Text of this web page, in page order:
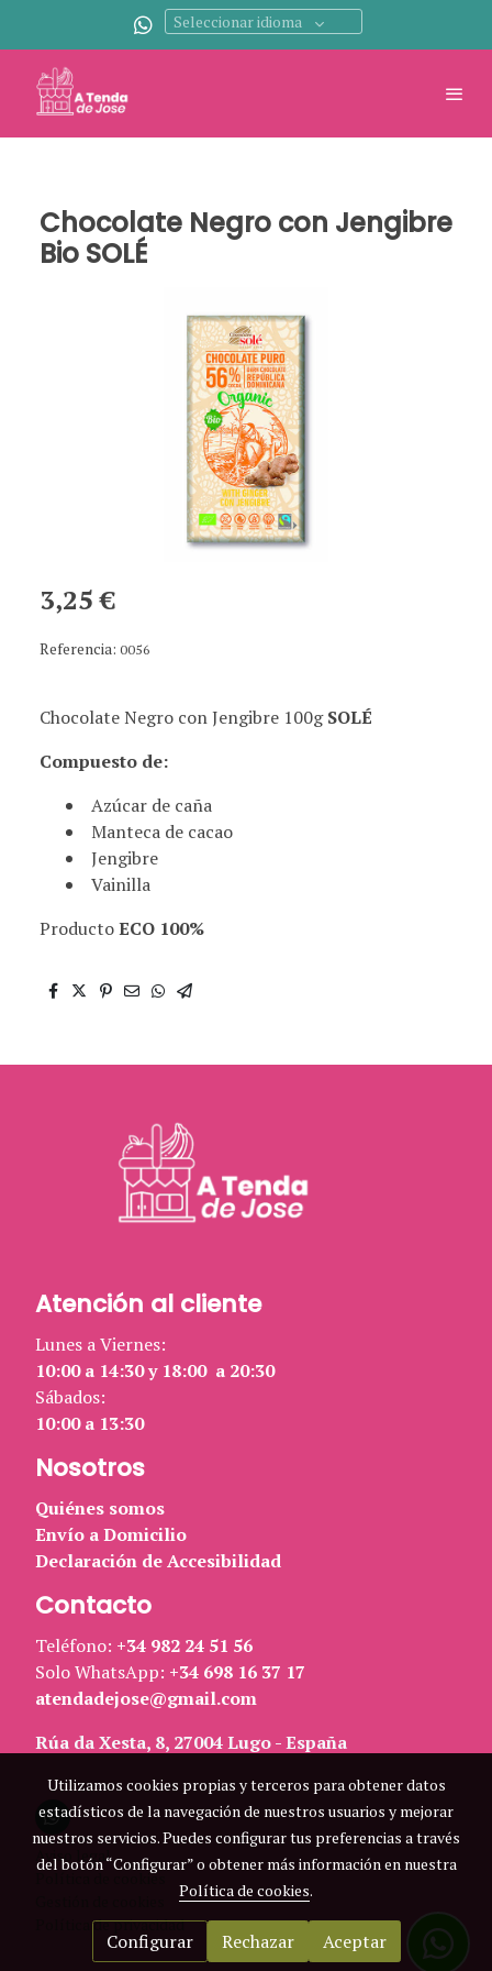
Seleccionar idioma
Chocolate Negro con Jengibre
Bio SOLÉ
3,25 €
Referencia: 0056
Chocolate Negro con Jengibre 100gSOLÉ
Compuesto de:
Azúcar de caña
Manteca de cacao
Jengibre
Vainilla
ProductoECO 100%
Atención al cliente
Lunes a Viernes:
10:00 a 14:30 y 18:00 a 20:30
Sábados:
10:00 a 13:30
Nosotros
Quiénes somos
Envío a Domicilio
Declaración de Accesibilidad
Contacto
Teléfono: +34 982 24 51 56
Solo WhatsApp: +34 698 16 37 17
atendadejose@gmail.com
Rúa da Xesta, 8, 27004 Lugo - España
Aviso legal
Política de cookies
Política de privacidad
Utilizamos cookies propias y terceros para obtener datos
estadísticos de la navegación de nuestros usuarios y mejorar
nuestros servicios. Puedes configurar tus preferencias a través
del botón “Configurar” o obtener más información en nuestra
Política de cookies.
Configurar Rechazar Aceptar